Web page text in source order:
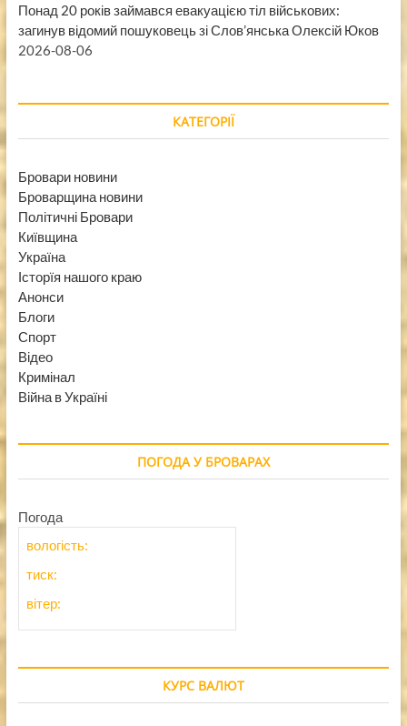
Понад 20 років займався евакуацією тіл військових:
загинув відомий пошуковець зі Слов’янська Олексій Юков
2026-08-06
КАТЕГОРІЇ
Бровари новини
Броварщина новини
Політичні Бровари
Київщина
Україна
Історїя нашого краю
Анонси
Блоги
Спорт
Відео
Кримінал
Війна в Україні
ПОГОДА У БРОВАРАХ
Погода
вологість:
тиск:
вітер:
КУРС ВАЛЮТ